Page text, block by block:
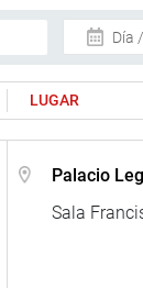
Día
LUGAR
Palacio
Sala